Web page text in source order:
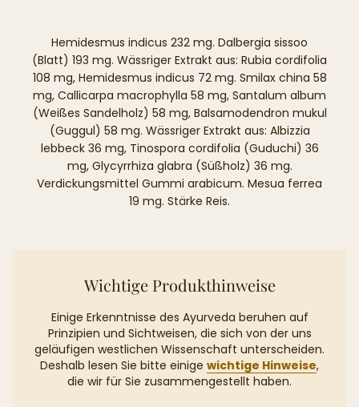
Hemidesmus indicus 232 mg. Dalbergia sissoo
(Blatt) 193 mg. Wässriger Extrakt aus: Rubia cordifolia
108 mg, Hemidesmus indicus 72 mg. Smilax china 58
mg, Callicarpa macrophylla 58 mg, Santalum album
(Weißes Sandelholz) 58 mg, Balsamodendron mukul
(Guggul) 58 mg. Wässriger Extrakt aus: Albizzia
lebbeck 36 mg, Tinospora cordifolia (Guduchi) 36
mg, Glycyrrhiza glabra (Süßholz) 36 mg.
Verdickungsmittel Gummi arabicum. Mesua ferrea
19 mg. Stärke Reis.
Wichtige Produkthinweise
Einige Erkenntnisse des Ayurveda beruhen auf
Prinzipien und Sichtweisen, die sich von der uns
geläufigen westlichen Wissenschaft unterscheiden.
Deshalb lesen Sie bitte einige wichtige Hinweise,
die wir für Sie zusammengestellt haben.